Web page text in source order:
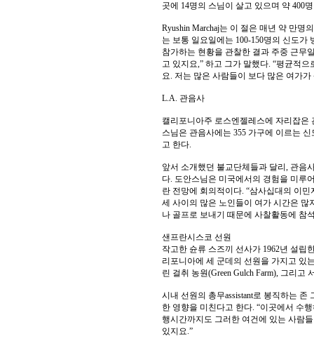
곳에 14명의 스님이 살고 있으며 약 400
Ryushin Marchaj는 이 절은 매년 약 만명
는 보통 일요일에는 100-150명의 신도
참가하는 현황을 관찰한 결과 주중 근무
고 있지요,” 하고 그가 말했다. “평균적
요. 저는 많은 사람들이 보다 많은 여가
L.A. 관음사
캘리포니아주 로스엔젤레스에 자리잡은
스님은 관음사에는 355 가구에 이르는
고 한다.
앞서 소개했던 불교단체들과 달리, 관음
다. 도안스님은 미국에서의 경험을 미루
란 전망에 회의적이다. “삼사십대의 이
세 사이의 많은 노인들이 여가 시간은
나 골프로 보내기 때문에 사찰활동에 참
샌프란시스코 선원
작고한 슌류 스즈끼 선사가 1962년 설립
리포니아에 세 군데의 선원을 가지고 있
린 걸취 농원(Green Gulch Farm), 그리고
시내 선원의 총무assistant로 봉직하는
한 영향을 미친다고 한다. “이곳에서 수
행시간까지도 그러한 여건에 있는 사람
있지요.”